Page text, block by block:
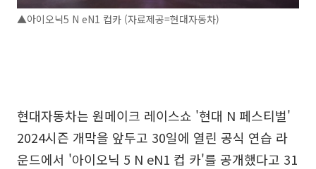
▲아이오닉5 N eN1 컵카 (자료제공=현대자동차)
현대자동차는 원메이크 레이스쇼 '현대 N 페스티벌'
2024시즌 개막을 앞두고 30일에 열린 공식 연습 라
운드에서 '아이오닉 5 N eN1 컵 카'를 공개했다고 31